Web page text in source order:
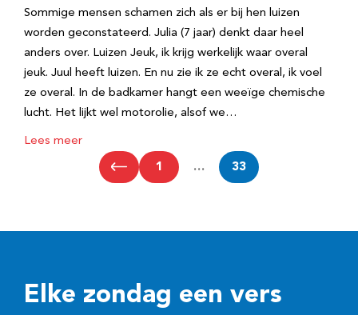
Sommige mensen schamen zich als er bij hen luizen
worden geconstateerd. Julia (7 jaar) denkt daar heel
anders over. Luizen Jeuk, ik krijg werkelijk waar overal
jeuk. Juul heeft luizen. En nu zie ik ze echt overal, ik voel
ze overal. In de badkamer hangt een weeïge chemische
lucht. Het lijkt wel motorolie, alsof we…
Lees meer
1 … 33
Elke zondag een vers